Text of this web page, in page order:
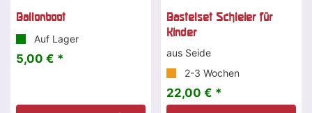
Ballonboot
Auf Lager
5,00 € *
Bastelset Schleier für
Kinder
aus Seide
2-3 Wochen
22,00 € *